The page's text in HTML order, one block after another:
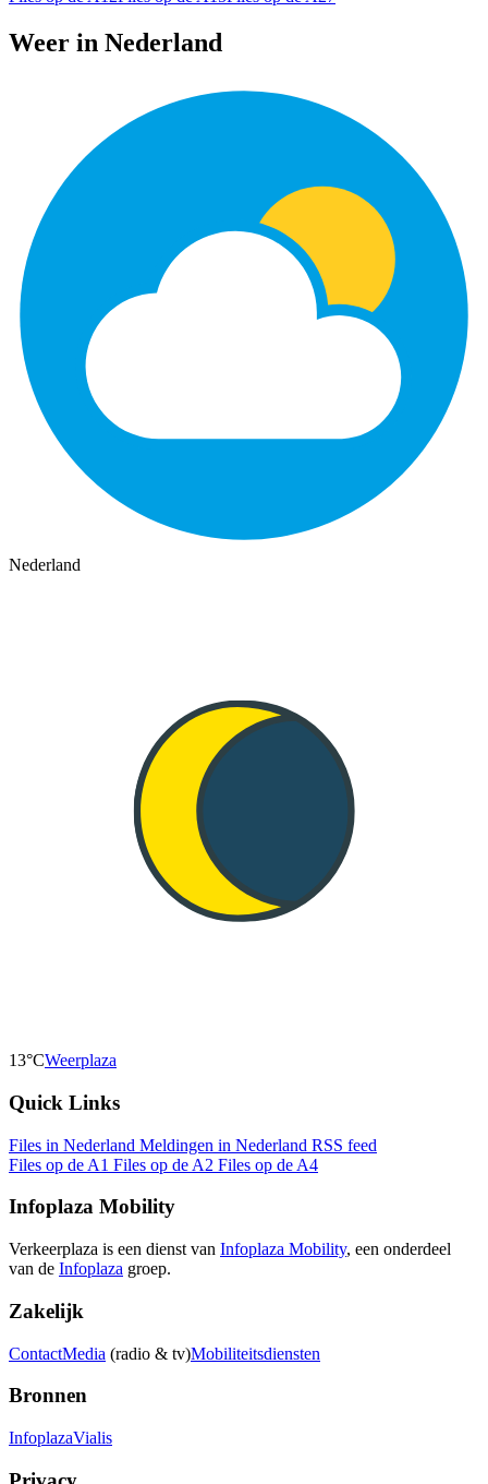
Weer in Nederland
Nederland
13°CWeerplaza
Quick Links
Files in Nederland Meldingen in Nederland RSS feed
Files op de A1 Files op de A2 Files op de A4
Infoplaza Mobility
Verkeerplaza is een dienst van Infoplaza Mobility, een onderdeel
van de Infoplaza groep.
Zakelijk
ContactMedia (radio & tv)Mobiliteitsdiensten
Bronnen
InfoplazaVialis